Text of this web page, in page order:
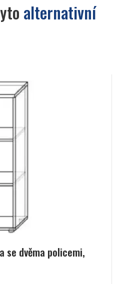
alternativní
se dvěma policemi,